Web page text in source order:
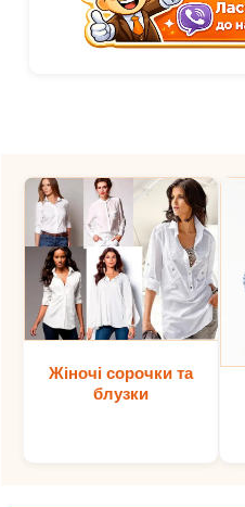
Жіночі сорочки та
блузки